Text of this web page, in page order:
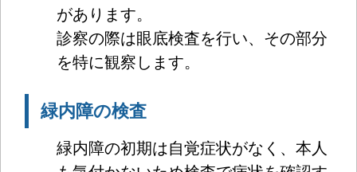
があります。
診察の際は眼底検査を行い、その部分
を特に観察します。
緑内障の検査
緑内障の初期は自覚症状がなく、本人